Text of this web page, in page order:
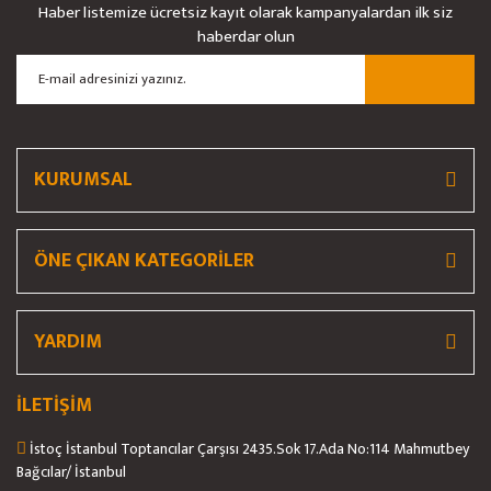
Haber listemize ücretsiz kayıt olarak kampanyalardan ilk siz
haberdar olun
KURUMSAL
ÖNE ÇIKAN KATEGORİLER
YARDIM
İLETİŞİM
İstoç İstanbul Toptancılar Çarşısı 2435.Sok 17.Ada No:114 Mahmutbey
Bağcılar/ İstanbul